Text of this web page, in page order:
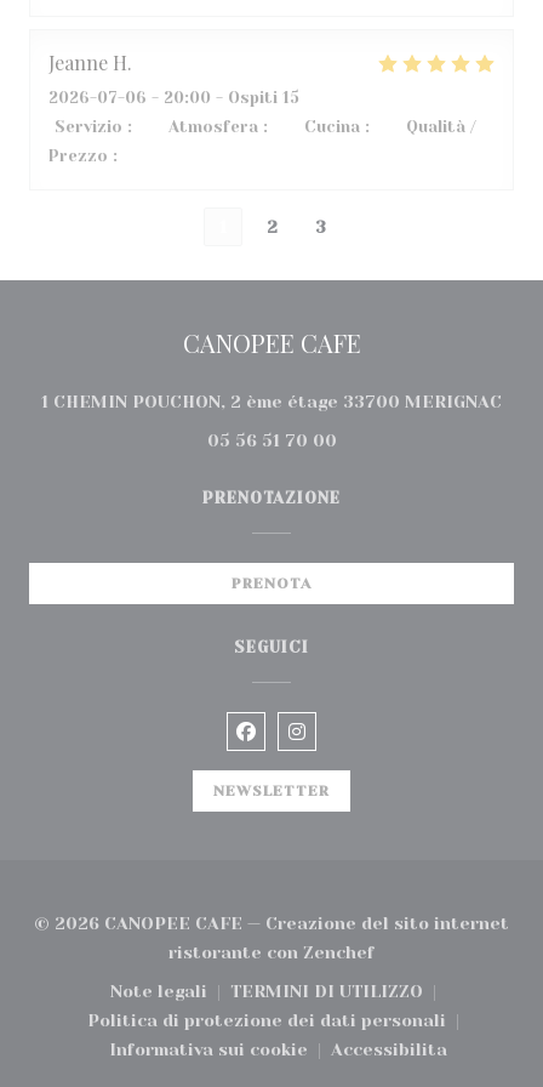
Jeanne H
2026-07-06 - 20:00 - Ospiti 15
Servizio : Atmosfera : Cucina :
Qualità /
Prezzo :
2 3
CANOPEE CAFE
1 CHEMIN POUCHON, 2 ème étage 33700 MERIGNAC
05 56 51 70 00
PRENOTAZIONE
PRENOTA
SEGUICI
Facebook ((apre una nuova
Instagram ((apre una
NEWSLETTER
© 2026 CANOPEE CAFE — Creazione del sito internet
ristorante con Zenchef((apre una nuova
Note legali
((apre una nuova finestra))
TERMINI DI UTILIZZO
((apre una nuova
Politica di protezione dei dati personali
((apre una nuova finestra))
Informativa sui cookie
((apre una nuova finestra))
Accessibilita
((apre una